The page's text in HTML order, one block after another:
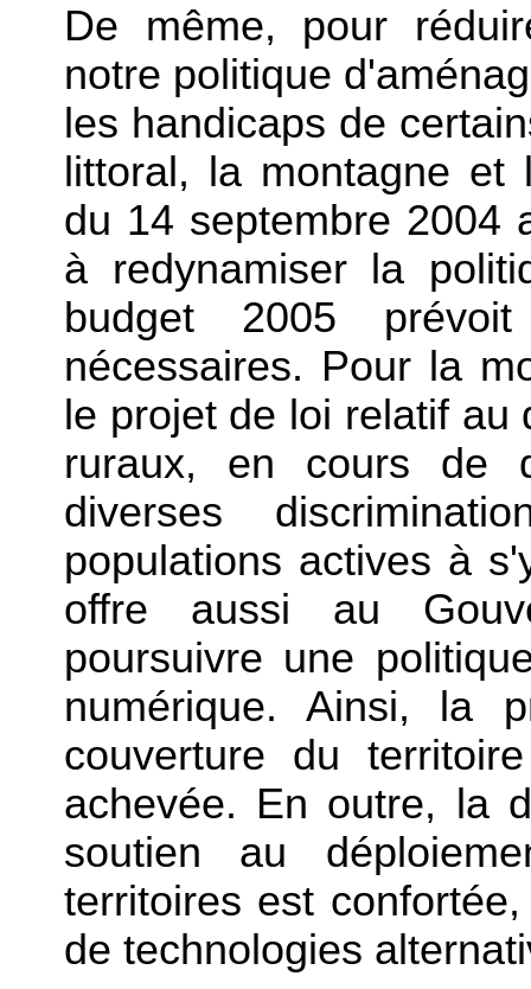
De même, pour
notre politique
les handicaps de
littoral, la montagne et
du 14 septembre 2004
à redynamiser la
budget 2005
nécessaires. Pour la
le projet de loi relatif au
ruraux, en cours de
diverses
populations actives à
offre aussi au
poursuivre une
numérique. Ainsi, la
couverture du
achevée. En outre, la
soutien au
territoires est
de technologies